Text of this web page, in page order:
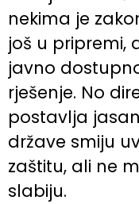
nekima je
još u pripremi,
javno
rješenje. No
postavlja
države smiju
zaštitu, ali ne
slabiju.